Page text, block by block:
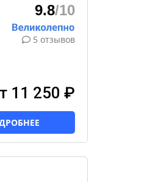
9.8/10
5 отзывов
11 250 ₽